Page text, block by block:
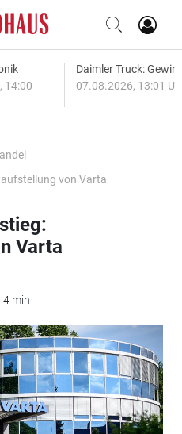
14:00
Daimler Truck:
07.08.2026, 13:01
von Varta
Varta
4 min